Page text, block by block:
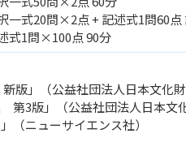
式20問×2点 + 記述式1問60点
1問×100点 90分
版」（公益社団法人日本文化財
第3版」（公益社団法人日本文
（ニューサイエンス社）